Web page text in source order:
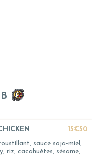
15€50
sauce soja-miel,
riz, cacahuètes, sésame,